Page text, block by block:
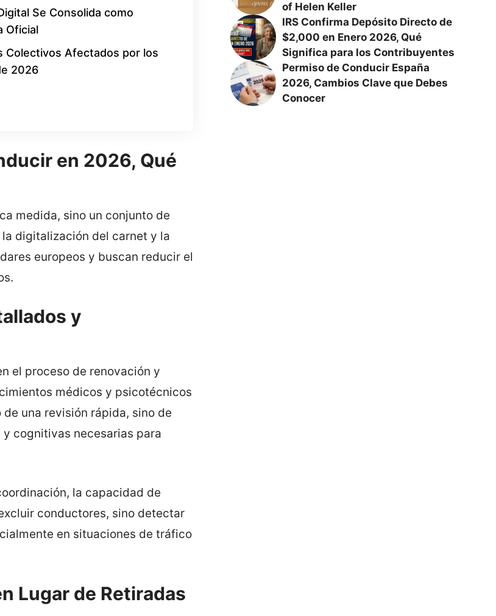
Se Consolida como
Oficial
Colectivos Afectados por los
2026
en 2026, Qué
medida, sino un conjunto de
digitalización del carnet y la
europeos y buscan reducir el
y
el proceso de renovación y
médicos y psicotécnicos
una revisión rápida, sino de
cognitivas necesarias para
la capacidad de
conductores, sino detectar
en situaciones de tráfico
Lugar de Retiradas
of Helen Keller
IRS Confirma Depósito Directo de
$2,000 en Enero 2026, Qué
Significa para los Contribuyentes
Permiso de Conducir España
2026, Cambios Clave que Debes
Conocer